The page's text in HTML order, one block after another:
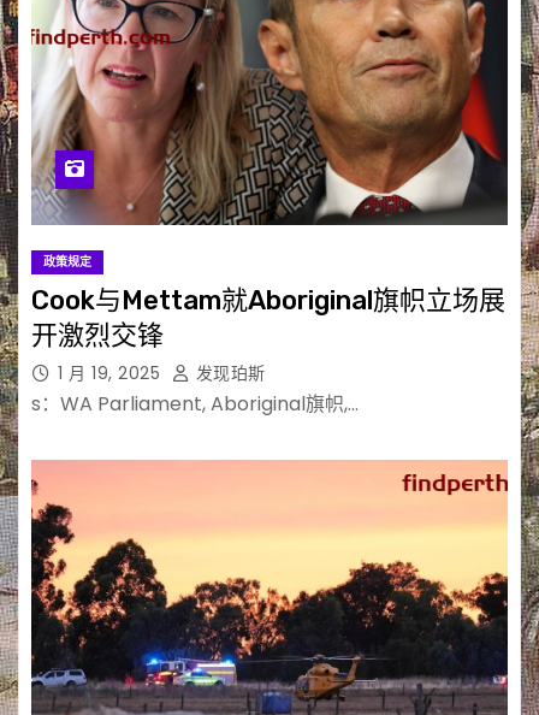
政策规定
Cook与Mettam就Aboriginal旗帜立场展
开激烈交锋
1 月 19, 2025 发现珀斯
s：WA Parliament, Aboriginal旗帜,…